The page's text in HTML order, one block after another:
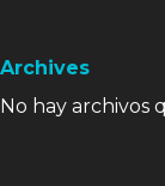
Archives
No hay archivos